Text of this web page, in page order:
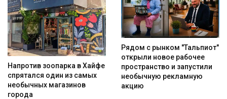
Напротив зоопарка в Хайфе
спрятался один из самых
необычных магазинов
города
Рядом с рынком "Тальпиот"
открыли новое рабочее
пространство и запустили
необычную рекламную
акцию